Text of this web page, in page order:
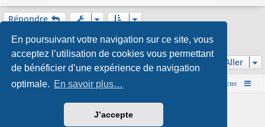
En poursuivant votre navigation sur ce site, vous
acceptez l’utilisation de cookies vous permettant
de bénéficier d’une expérience de navigation
optimale. En savoir plus…
J’accepte
a
Répondre
18 messages Précédent
1 2
Aller
Accueil du forum Nous contacter
Développé parphpBB® Forum Software © phpBB Limited
Style parArty
©